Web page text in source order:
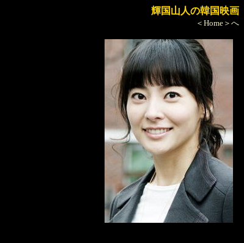
輝国山人の韓国映画
＜Home＞へ